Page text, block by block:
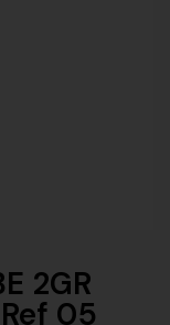
2GR
Ref 05